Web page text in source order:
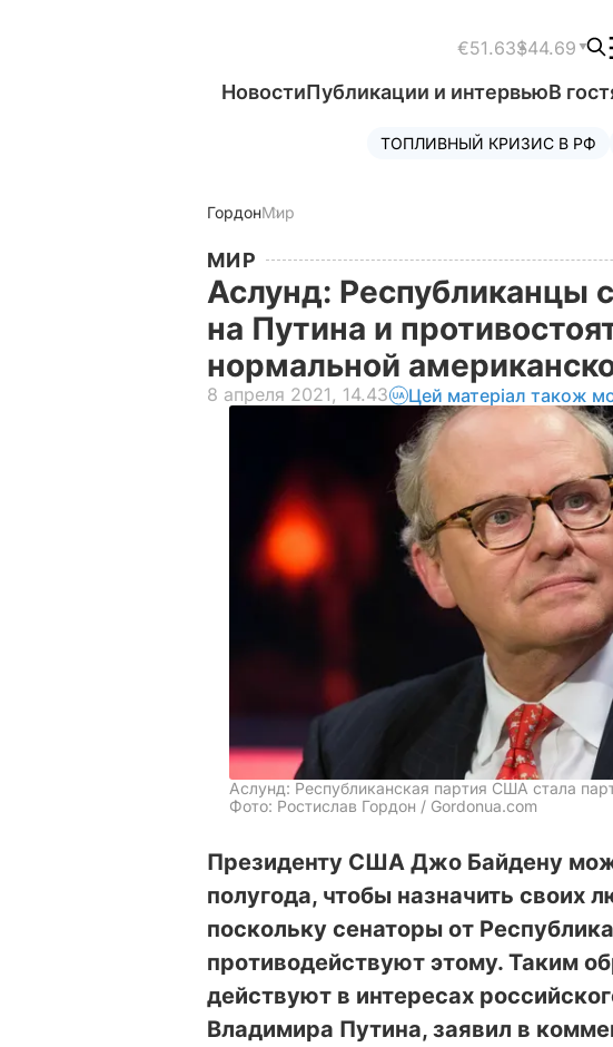
€51.63$44.69
НовостиПубликации и интервьюВ
ТОПЛИВНЫЙ КРИЗИС В РФ
ГордонМир
МИР
Аслунд: Республиканцы
на Путина и
нормальной
8 апреля 2021, 14.43 Цей матеріал також
Аслунд: Республиканская партия США стала
Фото: Ростислав Гордон / Gordonua.com
Президенту США Джо Байдену
полугода, чтобы назначить своих
поскольку сенаторы от
противодействуют этому. Таким
действуют в интересах
Владимира Путина, заявил в